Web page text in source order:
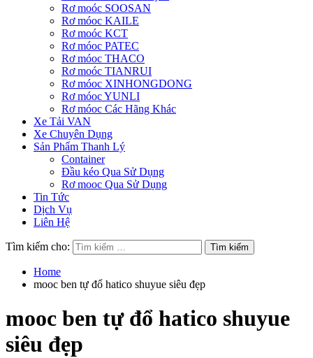
Rơ moóc SOOSAN
Rơ móoc KAILE
Rơ moóc KCT
Rơ móoc PATEC
Rơ móoc THACO
Rơ moóc TIANRUI
Rơ móoc XINHONGDONG
Rơ móoc YUNLI
Rơ móoc Các Hãng Khác
Xe Tải VAN
Xe Chuyên Dụng
Sản Phẩm Thanh Lý
Container
Đầu kéo Qua Sử Dụng
Rơ mooc Qua Sử Dụng
Tin Tức
Dịch Vụ
Liên Hệ
Tìm kiếm cho:
Home
mooc ben tự đổ hatico shuyue siêu đẹp
mooc ben tự đổ hatico shuyue
siêu đẹp